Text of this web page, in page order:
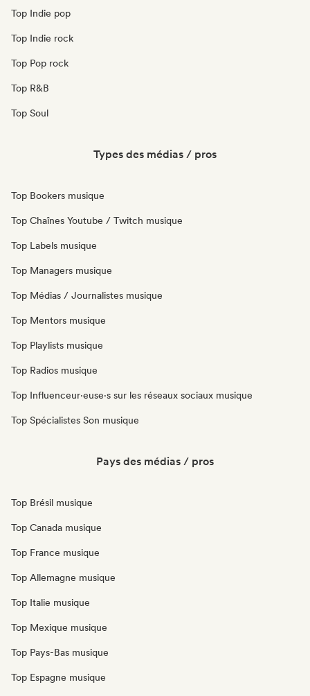
Top Indie pop
Top Indie rock
Top Pop rock
Top R&B
Top Soul
Types des médias / pros
Top Bookers musique
Top Chaînes Youtube / Twitch musique
Top Labels musique
Top Managers musique
Top Médias / Journalistes musique
Top Mentors musique
Top Playlists musique
Top Radios musique
Top Influenceur·euse·s sur les réseaux sociaux musique
Top Spécialistes Son musique
Pays des médias / pros
Top Brésil musique
Top Canada musique
Top France musique
Top Allemagne musique
Top Italie musique
Top Mexique musique
Top Pays-Bas musique
Top Espagne musique